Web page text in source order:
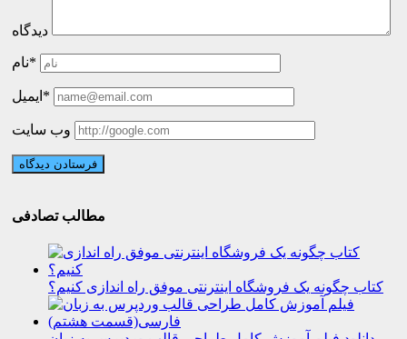
دیدگاه
نام*
ایمیل*
وب سایت
مطالب تصادفی
کتاب چگونه یک فروشگاه اینترنتی موفق راه اندازی کنیم؟